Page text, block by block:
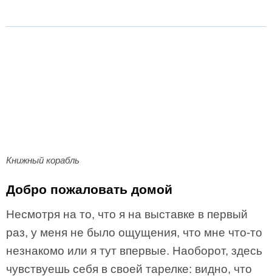
Книжный корабль
Добро пожаловать домой
Несмотря на то, что я на выставке в первый
раз, у меня не было ощущения, что мне что-то
незнакомо или я тут впервые. Наоборот, здесь
чувствуешь себя в своей тарелке: видно, что